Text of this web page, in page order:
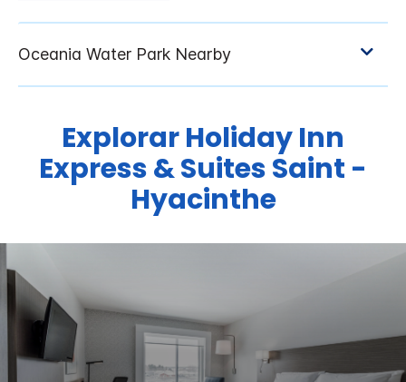
ExplorarHoliday Inn
Express & SuitesSaint -
Hyacinthe